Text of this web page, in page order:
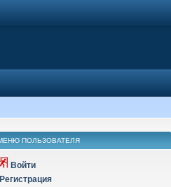
ПОЛЬЗОВАТЕЛЯ
Войти
Регистрация